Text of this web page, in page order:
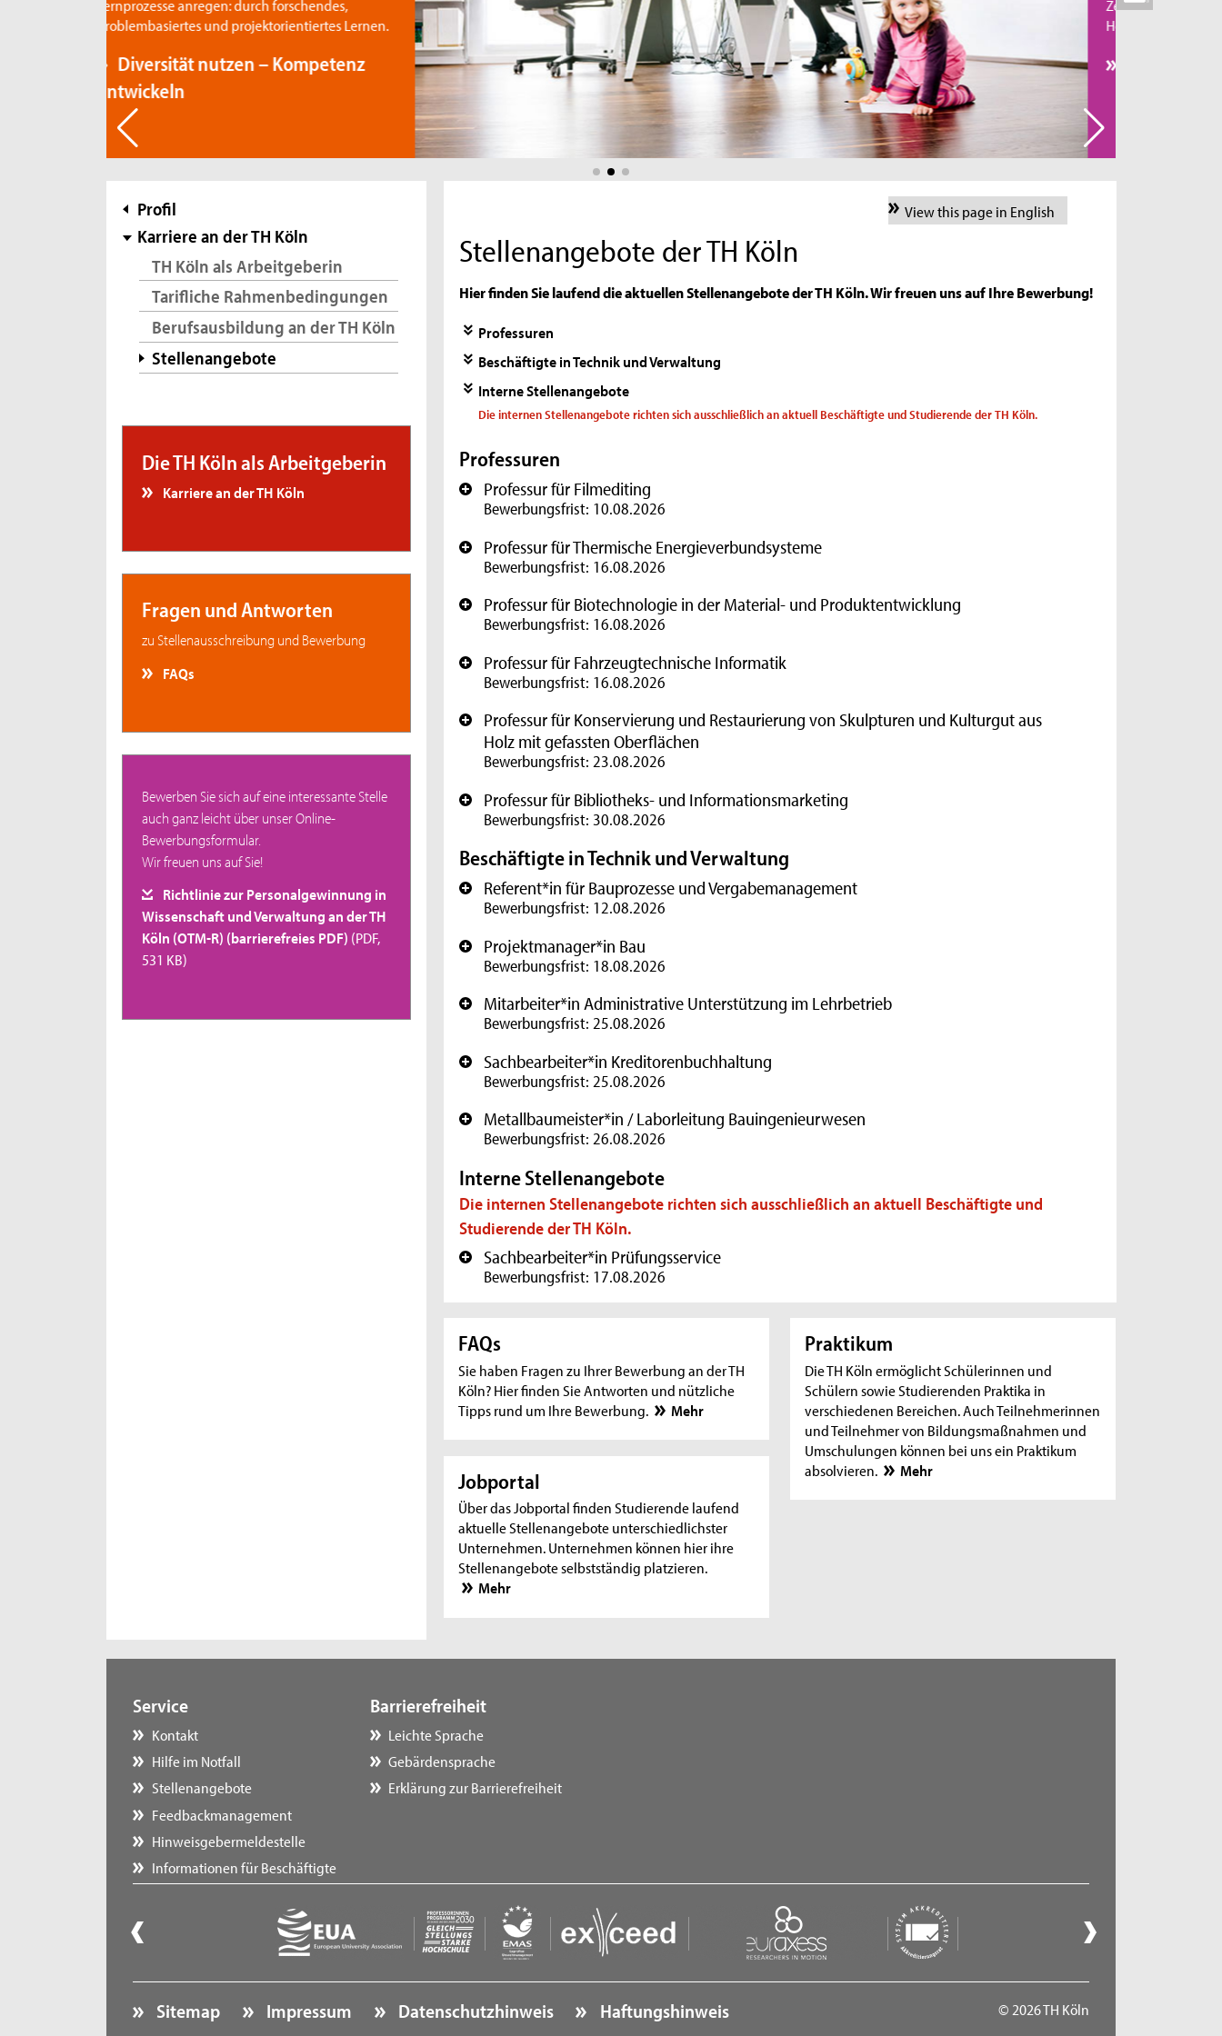
Lernen.
Kompetenz
Zentrale Anlaufstelle für alle
Hochschulangehörigen ist der Familienservice.
Family Matters
Subnavigation
Profil
Karriere an der TH Köln
TH Köln als Arbeitgeberin
Tarifliche Rahmenbedingungen
Berufsausbildung an der TH Köln
Stellenangebote
Die TH Köln als Arbeitgeberin
Karriere an der TH Köln
Fragen und Antworten
zu Stellenausschreibung und Bewerbung
FAQs
Bewerben Sie sich auf eine interessante Stelle
auch ganz leicht über unser Online-
Bewerbungsformular.
Wir freuen uns auf Sie!
Richtlinie zur Personalgewinnung in
Wissenschaft und Verwaltung an der TH
Köln (OTM-R) (barrierefreies PDF) (PDF,
531 KB)
View this page in English
Stellenangebote der TH Köln
Hier finden Sie laufend die aktuellen Stellenangebote der TH Köln. Wir freuen uns auf Ihre Bewerbung!
Professuren
Beschäftigte in Technik und Verwaltung
Interne Stellenangebote
Die internen Stellenangebote richten sich ausschließlich an aktuell Beschäftigte und Studierende der TH Köln.
Professuren
+ Professur für Filmediting
Bewerbungsfrist: 10.08.2026
+ Professur für Thermische Energieverbundsysteme
Bewerbungsfrist: 16.08.2026
+ Professur für Biotechnologie in der Material- und Produktentwicklung
Bewerbungsfrist: 16.08.2026
+ Professur für Fahrzeugtechnische Informatik
Bewerbungsfrist: 16.08.2026
+
Professur für Konservierung und Restaurierung von Skulpturen und Kulturgut aus
Holz mit gefassten Oberflächen
Bewerbungsfrist: 23.08.2026
+ Professur für Bibliotheks- und Informationsmarketing
Bewerbungsfrist: 30.08.2026
Beschäftigte in Technik und Verwaltung
+ Referent*in für Bauprozesse und Vergabemanagement
Bewerbungsfrist: 12.08.2026
+ Projektmanager*in Bau
Bewerbungsfrist: 18.08.2026
+ Mitarbeiter*in Administrative Unterstützung im Lehrbetrieb
Bewerbungsfrist: 25.08.2026
+ Sachbearbeiter*in Kreditorenbuchhaltung
Bewerbungsfrist: 25.08.2026
+ Metallbaumeister*in / Laborleitung Bauingenieurwesen
Bewerbungsfrist: 26.08.2026
Interne Stellenangebote
Die internen Stellenangebote richten sich ausschließlich an aktuell Beschäftigte und
Studierende der TH Köln.
+ Sachbearbeiter*in Prüfungsservice
Bewerbungsfrist: 17.08.2026
FAQs
Sie haben Fragen zu Ihrer Bewerbung an der TH
Köln? Hier finden Sie Antworten und nützliche
Tipps rund um Ihre Bewerbung.
Mehr
Praktikum
Die TH Köln ermöglicht Schülerinnen und
Schülern sowie Studierenden Praktika in
verschiedenen Bereichen. Auch Teilnehmerinnen
und Teilnehmer von Bildungsmaßnahmen und
Umschulungen können bei uns ein Praktikum
absolvieren.
Mehr
Jobportal
Über das Jobportal finden Studierende laufend
aktuelle Stellenangebote unterschiedlichster
Unternehmen. Unternehmen können hier ihre
Stellenangebote selbstständig platzieren.
Mehr
Service
Kontakt
Hilfe im Notfall
Stellenangebote
Feedbackmanagement
Hinweisgebermeldestelle
Informationen für Beschäftigte
Barrierefreiheit
Leichte Sprache
Gebärdensprache
Erklärung zur Barrierefreiheit
Sitemap Impressum Datenschutzhinweis Haftungshinweis © 2026 TH Köln